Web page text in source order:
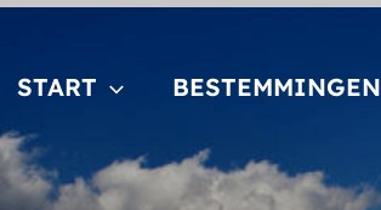
START BESTEMMINGEN